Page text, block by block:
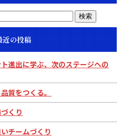
近の投稿
進出に学ぶ、次のステージへの
質をつくる。
くり
チームづくり